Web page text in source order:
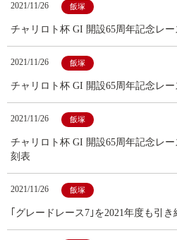
2021/11/26 飯塚
チャリロト杯 GI 開設65周年記念レー
2021/11/26 飯塚
チャリロト杯 GI 開設65周年記念レー
2021/11/26 飯塚
チャリロト杯 GI 開設65周年記念レ
刻表
2021/11/26 飯塚
｢グレードレース7｣を2021年度も引き